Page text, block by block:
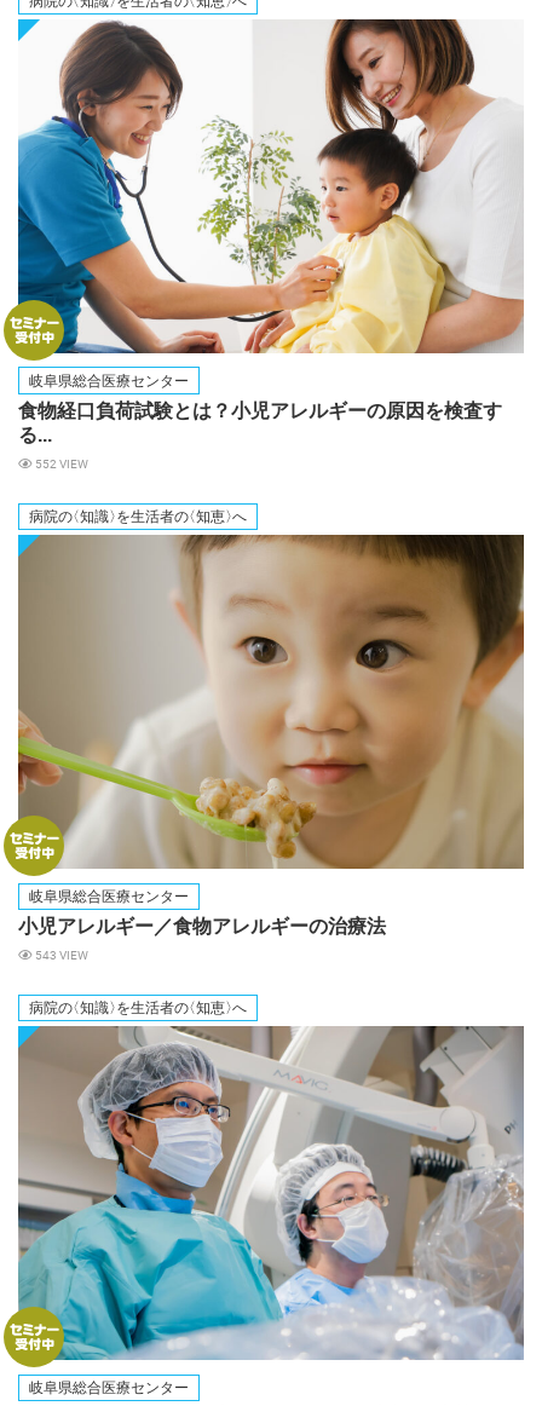
岐阜県総合医療センター
食物経口負荷試験とは？小児アレルギーの原因を検査す
る...
552 VIEW
病院の〈知識〉を生活者の〈知恵〉へ
岐阜県総合医療センター
小児アレルギー／食物アレルギーの治療法
543 VIEW
病院の〈知識〉を生活者の〈知恵〉へ
岐阜県総合医療センター